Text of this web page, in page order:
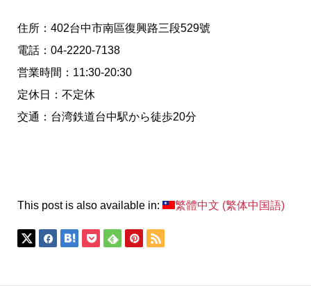
住所：402台中市南區復興路三段529號
電話：04-2220-7138
営業時間：11:30-20:30
定休日：不定休
交通：台湾鉄道台中駅から徒歩20分
This post is also available in: 繁體中文 (繁体中国語)